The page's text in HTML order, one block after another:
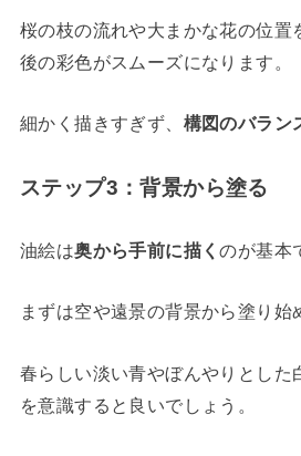
桜の枝の流れや大まかな花の位置
後の彩色がスムーズになります。
細かく描きすぎず、 構図のバラン
ステップ3：背景から塗る
油絵は奥から手前に描くのが基本
まずは空や遠景の背景から塗り始
春らしい淡い青やぼんやりとした
を意識すると良いでしょう。